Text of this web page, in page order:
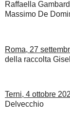
Raffaella
Massimo De
Roma, 27
della raccolta
Terni, 4 ottobre
Delvecchio